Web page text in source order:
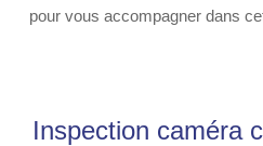
pour vous accompagner dans
Inspection caméra